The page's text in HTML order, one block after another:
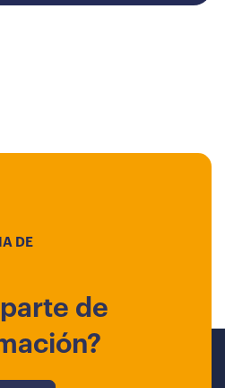
DE
de